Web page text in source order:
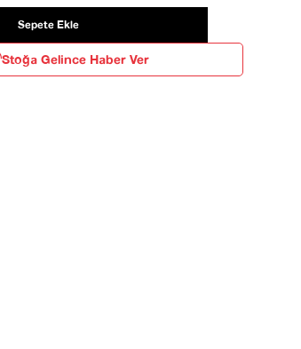
Stoğa Gelince Haber Ver